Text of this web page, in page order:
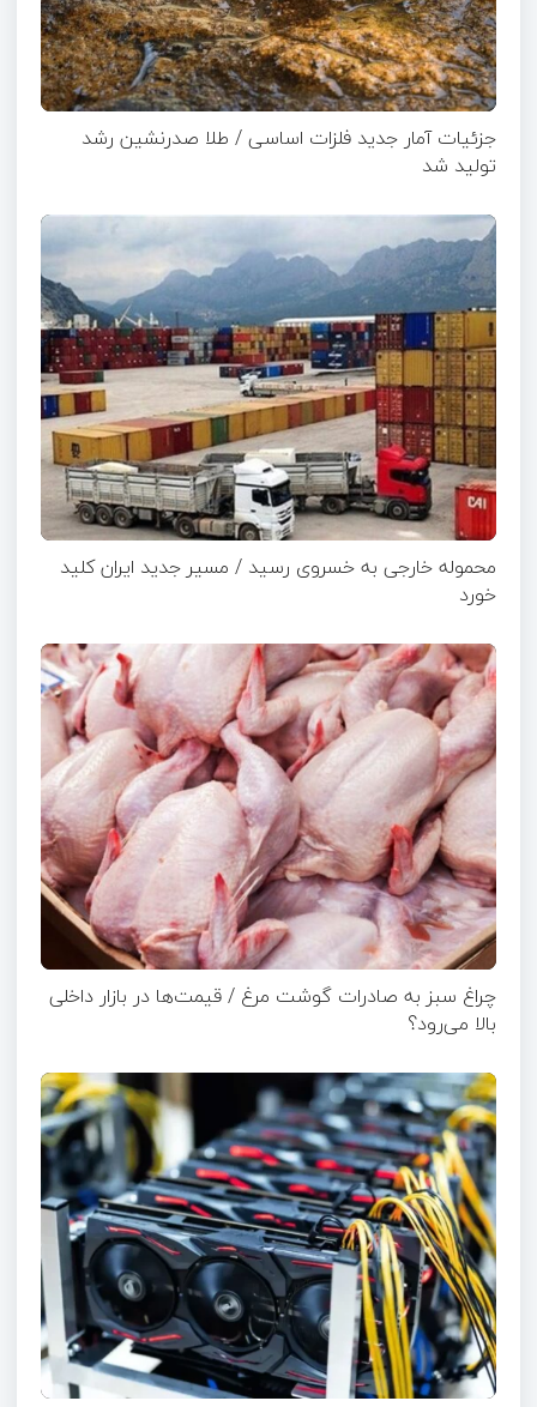
جزئیات آمار جدید فلزات اساسی / طلا صدرنشین رشد
تولید شد
محموله خارجی به خسروی رسید / مسیر جدید ایران کلید
خورد
چراغ سبز به صادرات گوشت مرغ / قیمت‌ها در بازار داخلی
بالا می‌رود؟